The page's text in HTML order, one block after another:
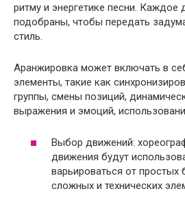
ритму и энергетике песни. Каждое
подобраны, чтобы передать
стиль.
Аранжировка может включать в
элементы, такие как
группы, смены позиций,
выражения и эмоций,
Выбор движений:
движения будут
варьироваться от
сложных и технических